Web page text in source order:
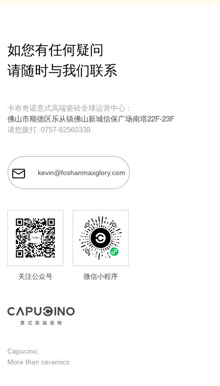
如您有任何疑问
请随时与我们联系
卡布奇诺意式高端瓷砖全球运营中心：
佛山市顺德区乐从镇佛山新城信保广场南塔22F-23F
请您拨打 0757-82560338
kevin@foshanmaxglory.com
关注公众号 微信小程序
Capucino,
More than ceramics.